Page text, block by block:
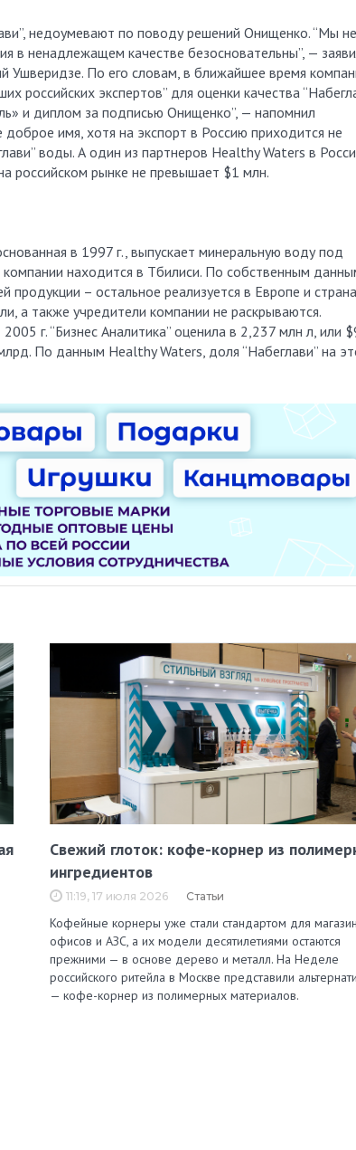
недоумевают по поводу решений Онищенко. “Мы не
в ненадлежащем качестве безосновательны”, —
Ушверидзе. По его словам, в ближайшее время
российских экспертов” для оценки качества
и диплом за подписью Онищенко”, — напомнил
имя, хотя на экспорт в Россию приходится не
воды. А один из партнеров Healthy Waters в
российском рынке не превышает $1 млн.
в 1997 г., выпускает минеральную воду под
компании находится в Тбилиси. По собственным
продукции – остальное реализуется в Европе и
а также учредители компании не раскрываются.
г. “Бизнес Аналитика” оценила в 2,237 млн л, или
По данным Healthy Waters, доля “Набеглави” на
Свежий глоток: кофе-корнер из
ингредиентов
11:19, 17 июля 2026 Статьи
Кофейные корнеры уже стали стандартом для
офисов и АЗС, а их модели десятилетиями остаются
прежними — в основе дерево и металл. На Неделе
российского ритейла в Москве представили
— кофе-корнер из полимерных материалов.